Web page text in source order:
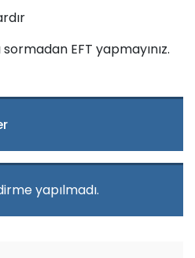
EFT yapmayınız.
yapılmadı.